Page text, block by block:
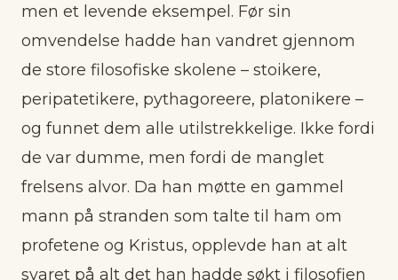
men et levende eksempel. Før sin
omvendelse hadde han vandret gjennom
de store filosofiske skolene – stoikere,
peripatetikere, pythagoreere, platonikere –
og funnet dem alle utilstrekkelige. Ikke fordi
de var dumme, men fordi de manglet
frelsens alvor. Da han møtte en gammel
mann på stranden som talte til ham om
profetene og Kristus, opplevde han at alt
svaret på alt det han hadde søkt i filosofien